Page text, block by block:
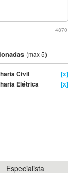
4870
(max 5)
Civil
[x]
Elétrica
[x]
Especialista